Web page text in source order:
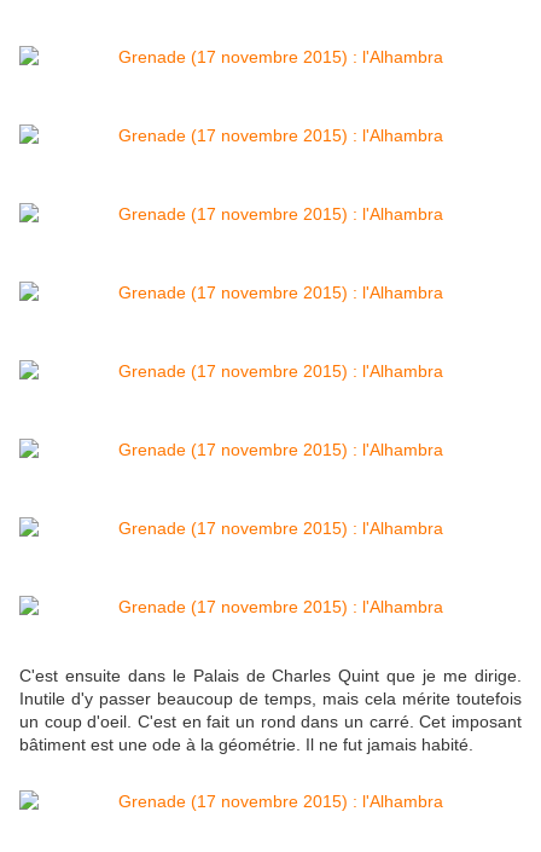
C'est ensuite dans le Palais de Charles Quint que je me dirige.
Inutile d'y passer beaucoup de temps, mais cela mérite toutefois
un coup d'oeil. C'est en fait un rond dans un carré. Cet imposant
bâtiment est une ode à la géométrie. Il ne fut jamais habité.